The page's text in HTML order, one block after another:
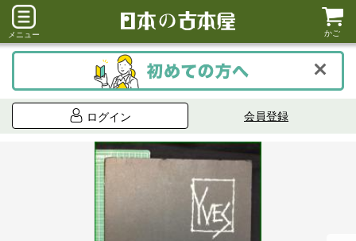
メニュー かご
ログイン 会員登録